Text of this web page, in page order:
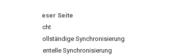
Auf dieser Seite
Übersicht
Erste vollständige Synchronisierung
Inkrementelle Synchronisierung